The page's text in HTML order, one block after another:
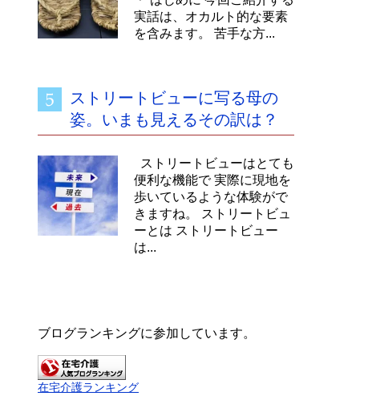
実話は、オカルト的な要素
を含みます。 苦手な方...
ストリートビューに写る母の
姿。いまも見えるその訳は？
ストリートビューはとても
便利な機能で 実際に現地を
歩いているような体験がで
きますね。 ストリートビュ
ーとは ストリートビュー
は...
ブログランキングに参加しています。
在宅介護ランキング